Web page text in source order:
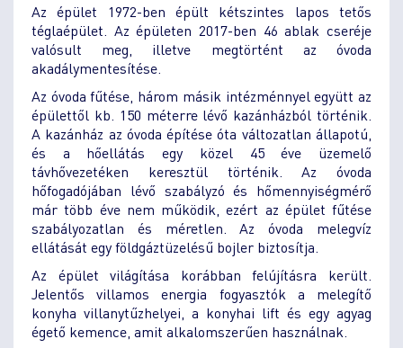
Az épület 1972-ben épült kétszintes lapos tetős
téglaépület. Az épületen 2017-ben 46 ablak cseréje
valósult meg, illetve megtörtént az óvoda
akadálymentesítése.
Az óvoda fűtése, három másik intézménnyel együtt az
épülettől kb. 150 méterre lévő kazánházból történik.
A kazánház az óvoda építése óta változatlan állapotú,
és a hőellátás egy közel 45 éve üzemelő
távhővezetéken keresztül történik. Az óvoda
hőfogadójában lévő szabályzó és hőmennyiségmérő
már több éve nem működik, ezért az épület fűtése
szabályozatlan és méretlen. Az óvoda melegvíz
ellátását egy földgáztüzelésű bojler biztosítja.
Az épület világítása korábban felújításra került.
Jelentős villamos energia fogyasztók a melegítő
konyha villanytűzhelyei, a konyhai lift és egy agyag
égető kemence, amit alkalomszerűen használnak.